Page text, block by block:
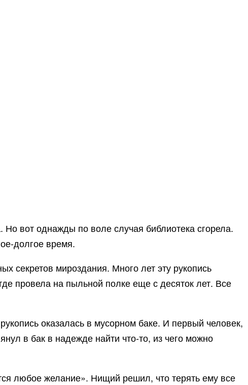
вот однажды по воле случая библиотека сгорела.
долгое время.
секретов мироздания. Много лет эту рукопись
провела на пыльной полке еще с десяток лет. Все
оказалась в мусорном баке. И первый человек,
в бак в надежде найти что-то, из чего можно
любое желание». Нищий решил, что терять ему все